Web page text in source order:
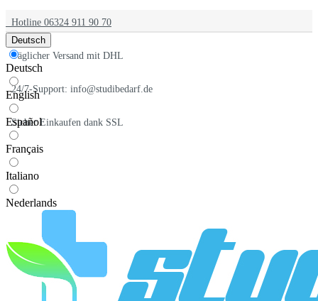
Hotline 06324 911 90 70
Täglicher Versand mit DHL
24/7-Support: info@studibedarf.de
Sicher Einkaufen dank SSL
Deutsch
Deutsch
English
Español
Français
Italiano
Nederlands